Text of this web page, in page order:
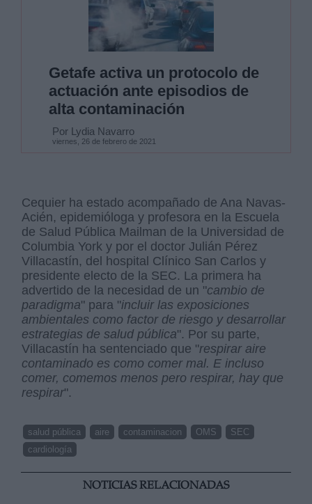
Getafe activa un protocolo de
actuación ante episodios de
alta contaminación
Por Lydia Navarro
viernes, 26 de febrero de 2021
Cequier ha estado acompañado de Ana Navas-
Acién, epidemióloga y profesora en la Escuela
de Salud Pública Mailman de la Universidad de
Columbia York y por el doctor Julián Pérez
Villacastín, del hospital Clínico San Carlos y
presidente electo de la SEC. La primera ha
advertido de la necesidad de un "cambio de
paradigma" para "incluir las exposiciones
ambientales como factor de riesgo y desarrollar
estrategias de salud pública". Por su parte,
Villacastín ha sentenciado que "respirar aire
contaminado es como comer mal. E incluso
comer, comemos menos pero respirar, hay que
respirar".
salud pública aire contaminacion OMS
SEC
cardiología
NOTICIAS RELACIONADAS